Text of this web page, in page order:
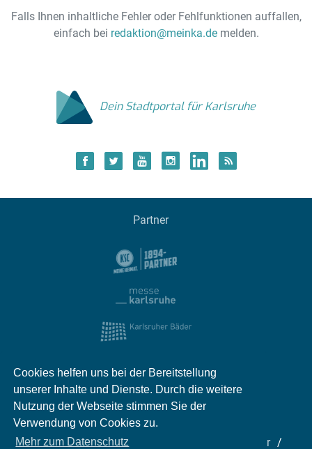
Cookies helfen uns bei der Bereitstellung
unserer Inhalte und Dienste. Durch die weitere
Nutzung der Webseite stimmen Sie der
Verwendung von Cookies zu.
Mehr zum Datenschutz
Falls Ihnen inhaltliche Fehler oder Fehlfunktionen auffallen,
einfach bei redaktion@meinka.demelden.
Dein Stadtportal für Karlsruhe
Partner
Impressum Kontakt Partner